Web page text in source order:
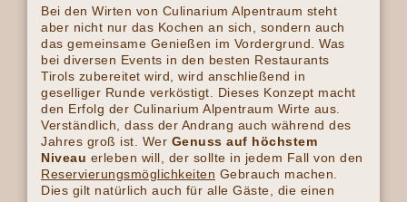
Bei den Wirten von Culinarium Alpentraum steht
aber nicht nur das Kochen an sich, sondern auch
das gemeinsame Genießen im Vordergrund. Was
bei diversen Events in den besten Restaurants
Tirols zubereitet wird, wird anschließend in
geselliger Runde verköstigt. Dieses Konzept macht
den Erfolg der Culinarium Alpentraum Wirte aus.
Verständlich, dass der Andrang auch während des
Jahres groß ist. Wer Genuss auf höchstem
Niveau erleben will, der sollte in jedem Fall von den
Reservierungsmöglichkeiten Gebrauch machen.
Dies gilt natürlich auch für alle Gäste, die einen